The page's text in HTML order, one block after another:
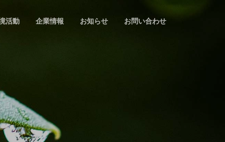
活動 企業情報 お知らせ お問い合わせ